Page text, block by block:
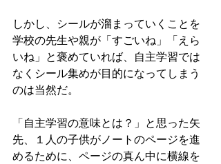
しかし、シールが溜まっていくことを
学校の先生や親が「すごいね」「えら
いね」と褒めていれば、自主学習では
なくシール集めが目的になってしまう
のは当然だ。
「自主学習の意味とは？」と思った矢
先、１人の子供がノートのページを進
めるために、ページの真ん中に横線を